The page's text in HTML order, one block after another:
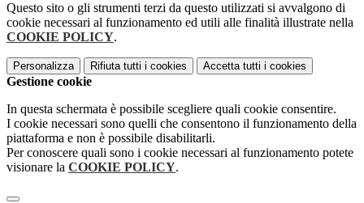
Questo sito o gli strumenti terzi da questo utilizzati si avvalgono di
cookie necessari al funzionamento ed utili alle finalità illustrate nella
COOKIE POLICY.
Personalizza Rifiuta tutti i cookies Accetta tutti i cookies
Gestione cookie
In questa schermata è possibile scegliere quali cookie consentire.
I cookie necessari sono quelli che consentono il funzionamento della
piattaforma e non è possibile disabilitarli.
Per conoscere quali sono i cookie necessari al funzionamento potete
visionare la COOKIE POLICY.